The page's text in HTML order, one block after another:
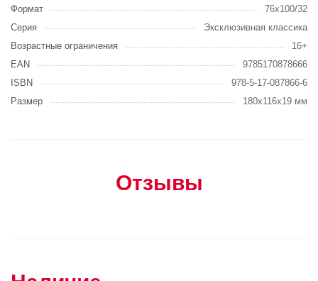
Формат
76x100/32
Серия
Эксклюзивная классика
Возрастные ограничения
16+
EAN
9785170878666
ISBN
978-5-17-087866-6
Размер
180x116x19 мм
Отзывы